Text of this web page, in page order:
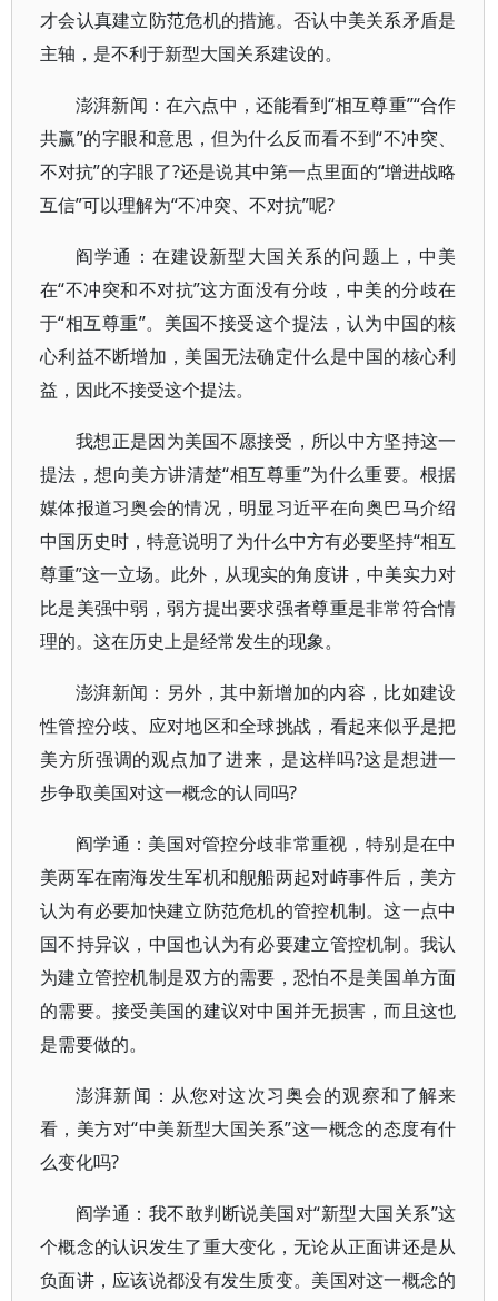
才会认真建立防范危机的措施。否认中美关系矛盾是
主轴，是不利于新型大国关系建设的。
澎湃新闻：在六点中，还能看到“相互尊重”“合作
共赢”的字眼和意思，但为什么反而看不到“不冲突、
不对抗”的字眼了?还是说其中第一点里面的“增进战略
互信”可以理解为“不冲突、不对抗”呢?
阎学通：在建设新型大国关系的问题上，中美
在“不冲突和不对抗”这方面没有分歧，中美的分歧在
于“相互尊重”。美国不接受这个提法，认为中国的核
心利益不断增加，美国无法确定什么是中国的核心利
益，因此不接受这个提法。
我想正是因为美国不愿接受，所以中方坚持这一
提法，想向美方讲清楚“相互尊重”为什么重要。根据
媒体报道习奥会的情况，明显习近平在向奥巴马介绍
中国历史时，特意说明了为什么中方有必要坚持“相互
尊重”这一立场。此外，从现实的角度讲，中美实力对
比是美强中弱，弱方提出要求强者尊重是非常符合情
理的。这在历史上是经常发生的现象。
澎湃新闻：另外，其中新增加的内容，比如建设
性管控分歧、应对地区和全球挑战，看起来似乎是把
美方所强调的观点加了进来，是这样吗?这是想进一
步争取美国对这一概念的认同吗?
阎学通：美国对管控分歧非常重视，特别是在中
美两军在南海发生军机和舰船两起对峙事件后，美方
认为有必要加快建立防范危机的管控机制。这一点中
国不持异议，中国也认为有必要建立管控机制。我认
为建立管控机制是双方的需要，恐怕不是美国单方面
的需要。接受美国的建议对中国并无损害，而且这也
是需要做的。
澎湃新闻：从您对这次习奥会的观察和了解来
看，美方对“中美新型大国关系”这一概念的态度有什
么变化吗?
阎学通：我不敢判断说美国对“新型大国关系”这
个概念的认识发生了重大变化，无论从正面讲还是从
负面讲，应该说都没有发生质变。美国对这一概念的